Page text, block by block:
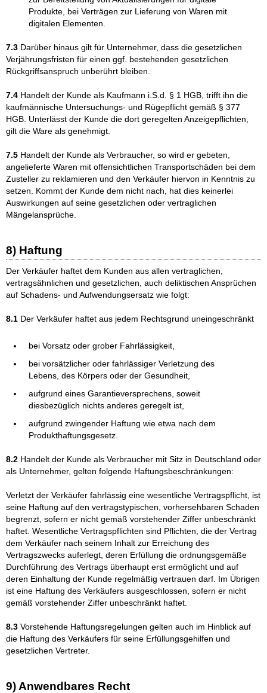
Produkte, bei Verträgen zur Lieferung von Waren mit
digitalen Elementen.
7.3 Darüber hinaus gilt für Unternehmer, dass die gesetzlichen
Verjährungsfristen für einen ggf. bestehenden gesetzlichen
Rückgriffsanspruch unberührt bleiben.
7.4 Handelt der Kunde als Kaufmann i.S.d. § 1 HGB, trifft ihn die
kaufmännische Untersuchungs- und Rügepflicht gemäß § 377
HGB. Unterlässt der Kunde die dort geregelten Anzeigepflichten,
gilt die Ware als genehmigt.
7.5 Handelt der Kunde als Verbraucher, so wird er gebeten,
angelieferte Waren mit offensichtlichen Transportschäden bei dem
Zusteller zu reklamieren und den Verkäufer hiervon in Kenntnis zu
setzen. Kommt der Kunde dem nicht nach, hat dies keinerlei
Auswirkungen auf seine gesetzlichen oder vertraglichen
Mängelansprüche.
8) Haftung
Der Verkäufer haftet dem Kunden aus allen vertraglichen,
vertragsähnlichen und gesetzlichen, auch deliktischen Ansprüchen
auf Schadens- und Aufwendungsersatz wie folgt:
8.1 Der Verkäufer haftet aus jedem Rechtsgrund uneingeschränkt
bei Vorsatz oder grober Fahrlässigkeit,
bei vorsätzlicher oder fahrlässiger Verletzung des
Lebens, des Körpers oder der Gesundheit,
aufgrund eines Garantieversprechens, soweit
diesbezüglich nichts anderes geregelt ist,
aufgrund zwingender Haftung wie etwa nach dem
Produkthaftungsgesetz.
8.2 Handelt der Kunde als Verbraucher mit Sitz in Deutschland oder
als Unternehmer, gelten folgende Haftungsbeschränkungen:
Verletzt der Verkäufer fahrlässig eine wesentliche Vertragspflicht, ist
seine Haftung auf den vertragstypischen, vorhersehbaren Schaden
begrenzt, sofern er nicht gemäß vorstehender Ziffer unbeschränkt
haftet. Wesentliche Vertragspflichten sind Pflichten, die der Vertrag
dem Verkäufer nach seinem Inhalt zur Erreichung des
Vertragszwecks auferlegt, deren Erfüllung die ordnungsgemäße
Durchführung des Vertrags überhaupt erst ermöglicht und auf
deren Einhaltung der Kunde regelmäßig vertrauen darf. Im Übrigen
ist eine Haftung des Verkäufers ausgeschlossen, sofern er nicht
gemäß vorstehender Ziffer unbeschränkt haftet.
8.3 Vorstehende Haftungsregelungen gelten auch im Hinblick auf
die Haftung des Verkäufers für seine Erfüllungsgehilfen und
gesetzlichen Vertreter.
9) Anwendbares Recht